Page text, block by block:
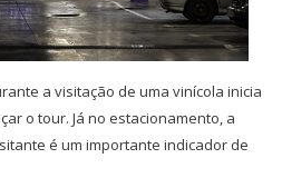
a visitação de uma vinícola inicia
o tour. Já no estacionamento, a
é um importante indicador de